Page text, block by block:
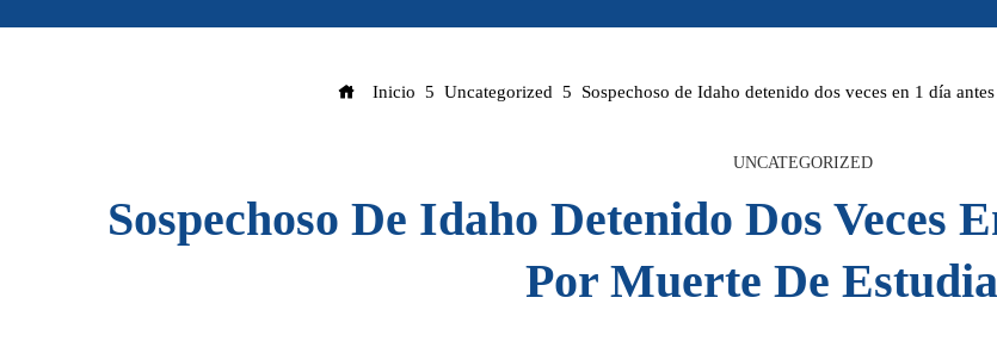
Inicio Uncategorized Sospechoso de Idaho detenido dos veces en 1 día
UNCATEGORIZED
Sospechoso De Idaho Detenido Dos Veces
Por Muerte De